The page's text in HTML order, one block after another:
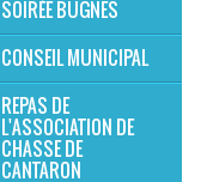
SOIRÉE BUGNES
CONSEIL MUNICIPAL
REPAS DE
L'ASSOCIATION DE
CHASSE DE
CANTARON